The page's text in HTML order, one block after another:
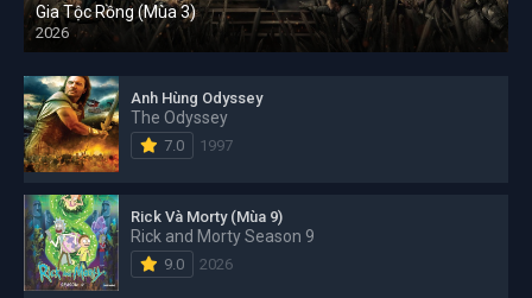
Gia Tộc Rồng (Mùa 3)
2026
Anh Hùng Odyssey
The Odyssey
7.0 1997
Rick Và Morty (Mùa 9)
Rick and Morty Season 9
9.0 2026